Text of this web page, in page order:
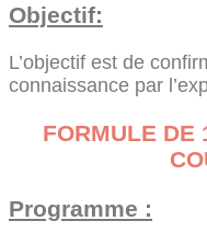
Objectif:
L’objectif est de
connaissance par
FORMULE DE
Programme :